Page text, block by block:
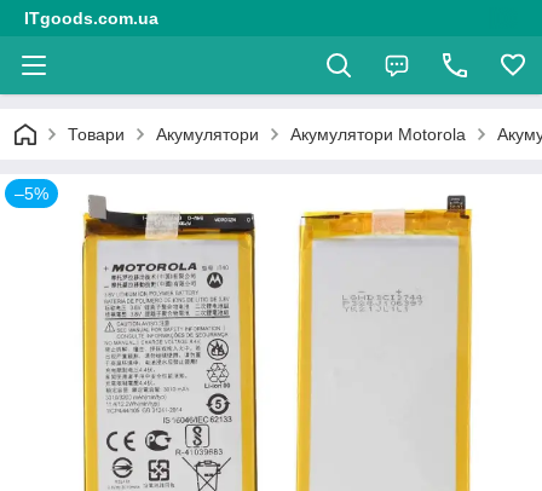
ITgoods.com.ua
Товари Акумулятори Акумулятори Motorola
–5%